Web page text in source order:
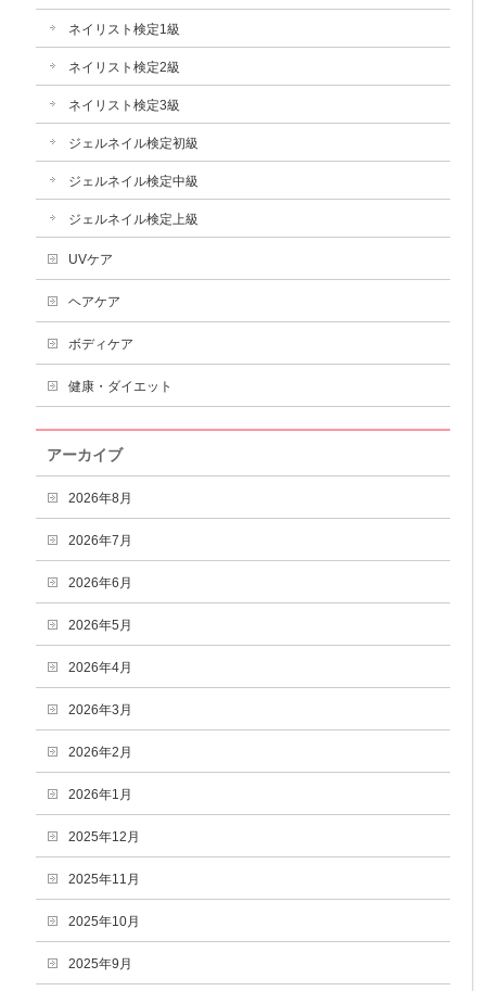
ネイリスト検定1級
ネイリスト検定2級
ネイリスト検定3級
ジェルネイル検定初級
ジェルネイル検定中級
ジェルネイル検定上級
UVケア
ヘアケア
ボディケア
健康・ダイエット
アーカイブ
2026年8月
2026年7月
2026年6月
2026年5月
2026年4月
2026年3月
2026年2月
2026年1月
2025年12月
2025年11月
2025年10月
2025年9月